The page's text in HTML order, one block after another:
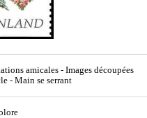
amicales - Images découpées
- Main se serrant